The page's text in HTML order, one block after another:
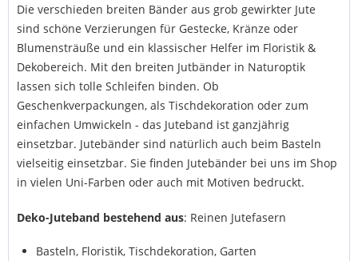
Die verschieden breiten Bänder aus grob gewirkter Jute
sind schöne Verzierungen für Gestecke, Kränze oder
Blumensträuße und ein klassischer Helfer im Floristik &
Dekobereich. Mit den breiten Jutbänder in Naturoptik
lassen sich tolle Schleifen binden. Ob
Geschenkverpackungen, als Tischdekoration oder zum
einfachen Umwickeln - das Juteband ist ganzjährig
einsetzbar. Jutebänder sind natürlich auch beim Basteln
vielseitig einsetzbar. Sie finden Jutebänder bei uns im Shop
in vielen Uni-Farben oder auch mit Motiven bedruckt.
Deko-Juteband bestehend aus: Reinen Jutefasern
Basteln, Floristik, Tischdekoration, Garten